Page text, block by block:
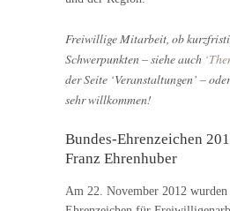
Freiwillige Mitarbeit, ob
Schwerpunkten – siehe auch
der Seite ‘Veranstaltungen’ –
sehr willkommen!
Bundes-Ehrenzeichen
Franz Ehrenhuber
Am 22. November 2012 wurden